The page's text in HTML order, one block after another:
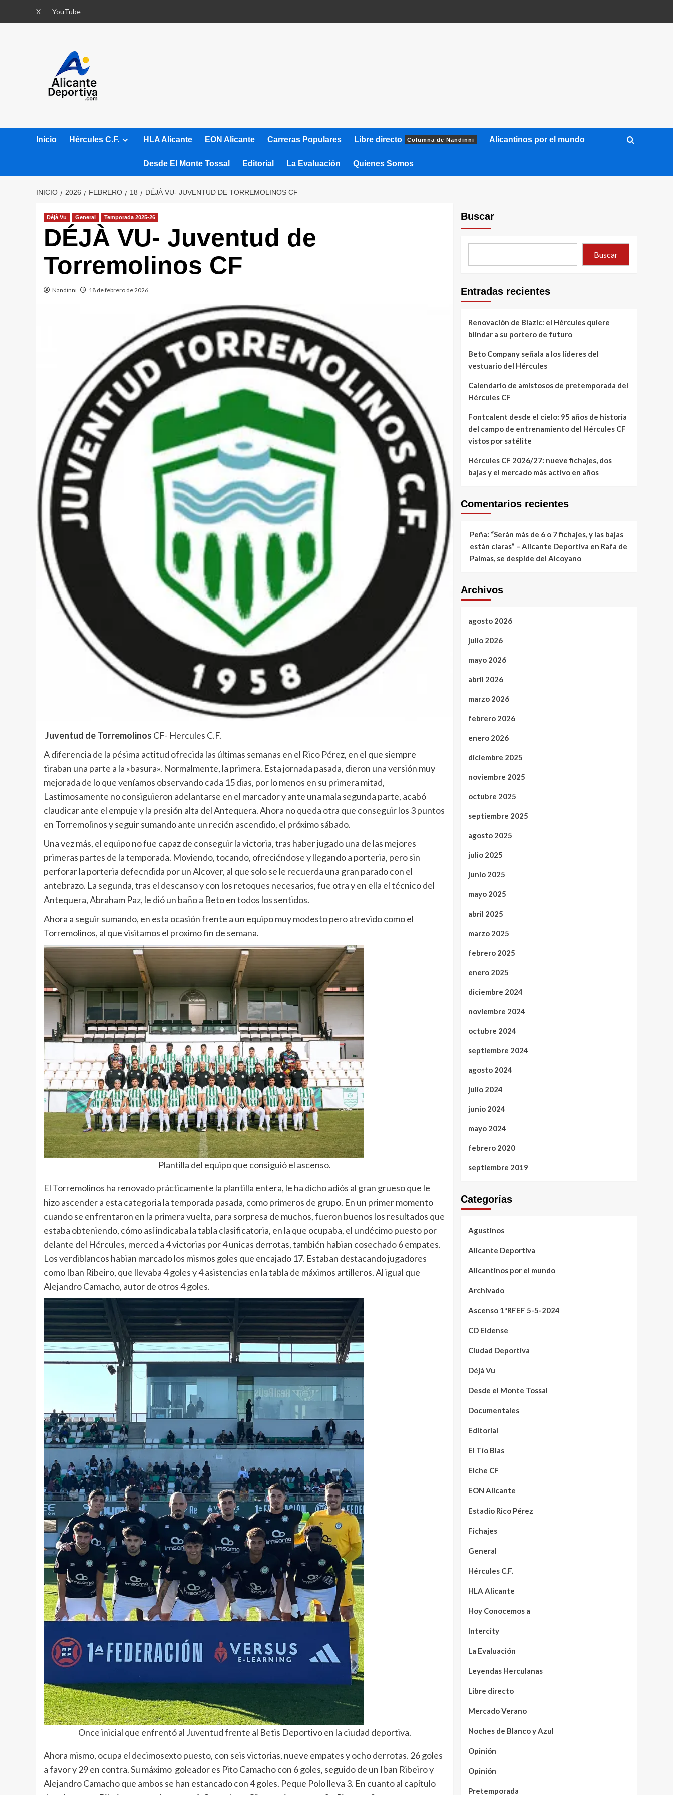
X YouTube
Inicio Hércules C.F. HLA Alicante EON Alicante Carreras Populares Libre directo Columna de Nandinni Alicantinos por el mundo
Desde El Monte Tossal Editorial La Evaluación Quienes Somos
INICIO 2026 FEBRERO 18 DÉJÀ VU- JUVENTUD DE TORREMOLINOS CF
Déjà Vu General Temporada 2025-26
DÉJÀ VU- Juventud de
Torremolinos CF
Nandinni 18 de febrero de 2026
Juventud de Torremolinos CF- Hercules C.F.
A diferencia de la pésima actitud ofrecida las últimas semanas en el Rico Pérez, en el que siempre
tiraban una parte a la «basura». Normalmente, la primera. Esta jornada pasada, dieron una versión muy
mejorada de lo que veníamos observando cada 15 dias, por lo menos en su primera mitad,
Lastimosamente no consiguieron adelantarse en el marcador y ante una mala segunda parte, acabó
claudicar ante el empuje y la presión alta del Antequera. Ahora no queda otra que conseguir los 3 puntos
en Torremolinos y seguir sumando ante un recién ascendido, el próximo sábado.
Una vez más, el equipo no fue capaz de conseguir la victoria, tras haber jugado una de las mejores
primeras partes de la temporada. Moviendo, tocando, ofreciéndose y llegando a porteria, pero sin
perforar la porteria defecndida por un Alcover, al que solo se le recuerda una gran parado con el
antebrazo. La segunda, tras el descanso y con los retoques necesarios, fue otra y en ella el técnico del
Antequera, Abraham Paz, le dió un baño a Beto en todos los sentidos.
Ahora a seguir sumando, en esta ocasión frente a un equipo muy modesto pero atrevido como el
Torremolinos, al que visitamos el proximo fin de semana.
Plantilla del equipo que consiguió el ascenso.
El Torremolinos ha renovado prácticamente la plantilla entera, le ha dicho adiós al gran grueso que le
hizo ascender a esta categoria la temporada pasada, como primeros de grupo. En un primer momento
cuando se enfrentaron en la primera vuelta, para sorpresa de muchos, fueron buenos los resultados que
estaba obteniendo, cómo así indicaba la tabla clasificatoria, en la que ocupaba, el undécimo puesto por
delante del Hércules, merced a 4 victorias por 4 unicas derrotas, también habian cosechado 6 empates.
Los verdiblancos habian marcado los mismos goles que encajado 17. Estaban destacando jugadores
como Iban Ribeiro, que llevaba 4 goles y 4 asistencias en la tabla de máximos artilleros. Al igual que
Alejandro Camacho, autor de otros 4 goles.
Once inicial que enfrentó al Juventud frente al Betis Deportivo en la ciudad deportiva.
Ahora mismo, ocupa el decimosexto puesto, con seis victorias, nueve empates y ocho derrotas. 26 goles
a favor y 29 en contra. Su máximo goleador es Pito Camacho con 6 goles, seguido de un Iban Ribeiro y
Alejandro Camacho que ambos se han estancado con 4 goles. Peque Polo lleva 3. En cuanto al capítulo
Buscar
Buscar
Entradas recientes
Renovación de Blazic: el Hércules quiere
blindar a su portero de futuro
Beto Company señala a los líderes del
vestuario del Hércules
Calendario de amistosos de pretemporada del
Hércules CF
Fontcalent desde el cielo: 95 años de historia
del campo de entrenamiento del Hércules CF
vistos por satélite
Hércules CF 2026/27: nueve fichajes, dos
bajas y el mercado más activo en años
Comentarios recientes
Peña: “Serán más de 6 o 7 fichajes, y las bajas
están claras” – Alicante Deportiva en Rafa de
Palmas, se despide del Alcoyano
Archivos
agosto 2026
julio 2026
mayo 2026
abril 2026
marzo 2026
febrero 2026
enero 2026
diciembre 2025
noviembre 2025
octubre 2025
septiembre 2025
agosto 2025
julio 2025
junio 2025
mayo 2025
abril 2025
marzo 2025
febrero 2025
enero 2025
diciembre 2024
noviembre 2024
octubre 2024
septiembre 2024
agosto 2024
julio 2024
junio 2024
mayo 2024
febrero 2020
septiembre 2019
Categorías
Agustinos
Alicante Deportiva
Alicantinos por el mundo
Archivado
Ascenso 1ªRFEF 5-5-2024
CD Eldense
Ciudad Deportiva
Déjà Vu
Desde el Monte Tossal
Documentales
Editorial
El Tío Blas
Elche CF
EON Alicante
Estadio Rico Pérez
Fichajes
General
Hércules C.F.
HLA Alicante
Hoy Conocemos a
Intercity
La Evaluación
Leyendas Herculanas
Libre directo
Mercado Verano
Noches de Blanco y Azul
Opinión
Opinión
Pretemporada